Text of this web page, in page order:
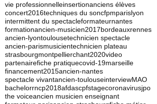
vie professionnelleinsertionanciens élèves
concert2016techniques du soncfpmparislyon
intermittent du spectacleformateurnantes
formationancien-musicien2017bordeauxrennes
ancien-lyontoulousetechnicien spectacle
ancien-parismusicientechnicien plateau
strasbourgmontpellierchant2020video
partenairefiche pratiquecovid-19marseille
financement2015ancien-nantes
spectacle vivantancien-toulouseinterviewMAO
bachelorrncp2018afdascpfstagecoronavirusjpo
the voiceancien musicien enseignant